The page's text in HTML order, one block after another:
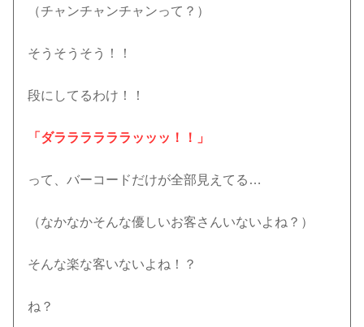
（チャンチャンチャンって？）
そうそうそう！！
段にしてるわけ！！
「ダララララララッッッ！！」
って、バーコードだけが全部見えてる…
（なかなかそんな優しいお客さんいないよね？）
そんな楽な客いないよね！？
ね？